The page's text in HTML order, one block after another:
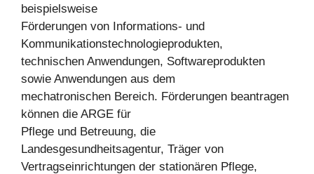
beispielsweise
Förderungen von Informations- und
Kommunikationstechnologieprodukten,
technischen Anwendungen, Softwareprodukten
sowie Anwendungen aus dem
mechatronischen Bereich. Förderungen beantragen
können die ARGE für
Pflege und Betreuung, die
Landesgesundheitsagentur, Träger von
Vertragseinrichtungen der stationären Pflege,